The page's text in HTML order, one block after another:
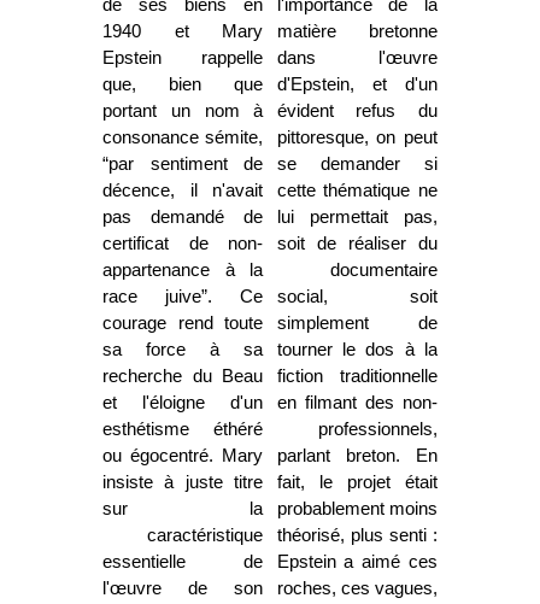
l'importance de la
matière bretonne
dans l'œuvre
d'Epstein, et d'un
évident refus du
pittoresque, on peut
se demander si
cette thématique ne
lui permettait pas,
soit de réaliser du
documentaire
social, soit
simplement de
tourner le dos à la
fiction traditionnelle
en filmant des non-
professionnels,
parlant breton. En
fait, le projet était
probablement moins
théorisé, plus senti :
Epstein a aimé ces
roches, ces vagues,
de ses biens en
1940 et Mary
Epstein rappelle
que, bien que
portant un nom à
consonance sémite,
“par sentiment de
décence, il n'avait
pas demandé de
certificat de non-
appartenance à la
race juive”. Ce
courage rend toute
sa force à sa
recherche du Beau
et l'éloigne d'un
esthétisme éthéré
ou égocentré. Mary
insiste à juste titre
sur la
caractéristique
essentielle de
l'œuvre de son